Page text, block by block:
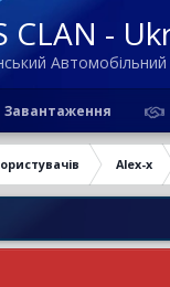
CLAN -
Завантаження
Alex-x